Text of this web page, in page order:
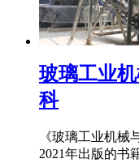
玻璃工业
科
《玻璃工业机
2021年出版的书